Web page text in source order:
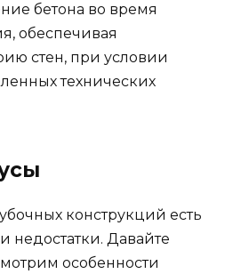
бетона во время
обеспечивая
стен, при условии
технических
конструкций есть
недостатки. Давайте
особенности